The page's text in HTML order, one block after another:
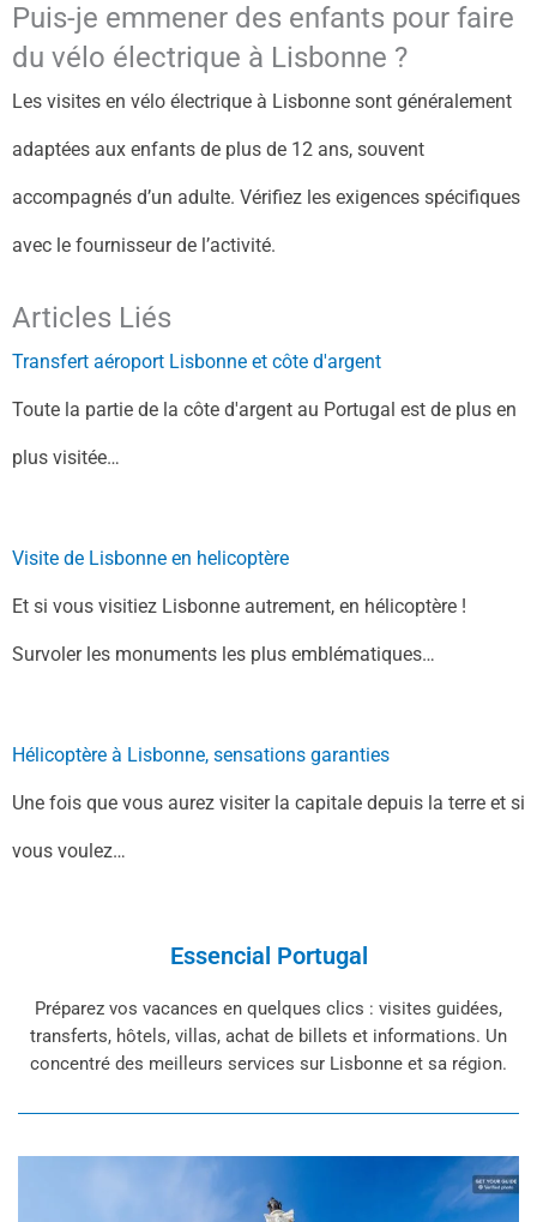
Puis-je emmener des enfants pour faire
du vélo électrique à Lisbonne ?
Les visites en vélo électrique à Lisbonne sont généralement
adaptées aux enfants de plus de 12 ans, souvent
accompagnés d’un adulte. Vérifiez les exigences spécifiques
avec le fournisseur de l’activité.
Articles Liés
Transfert aéroport Lisbonne et côte d'argent
Toute la partie de la côte d'argent au Portugal est de plus en
plus visitée…
Visite de Lisbonne en helicoptère
Et si vous visitiez Lisbonne autrement, en hélicoptère !
Survoler les monuments les plus emblématiques…
Hélicoptère à Lisbonne, sensations garanties
Une fois que vous aurez visiter la capitale depuis la terre et si
vous voulez…
Essencial Portugal
Préparez vos vacances en quelques clics : visites guidées,
transferts, hôtels, villas, achat de billets et informations. Un
concentré des meilleurs services sur Lisbonne et sa région.